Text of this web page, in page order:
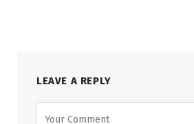
LEAVE A REPLY